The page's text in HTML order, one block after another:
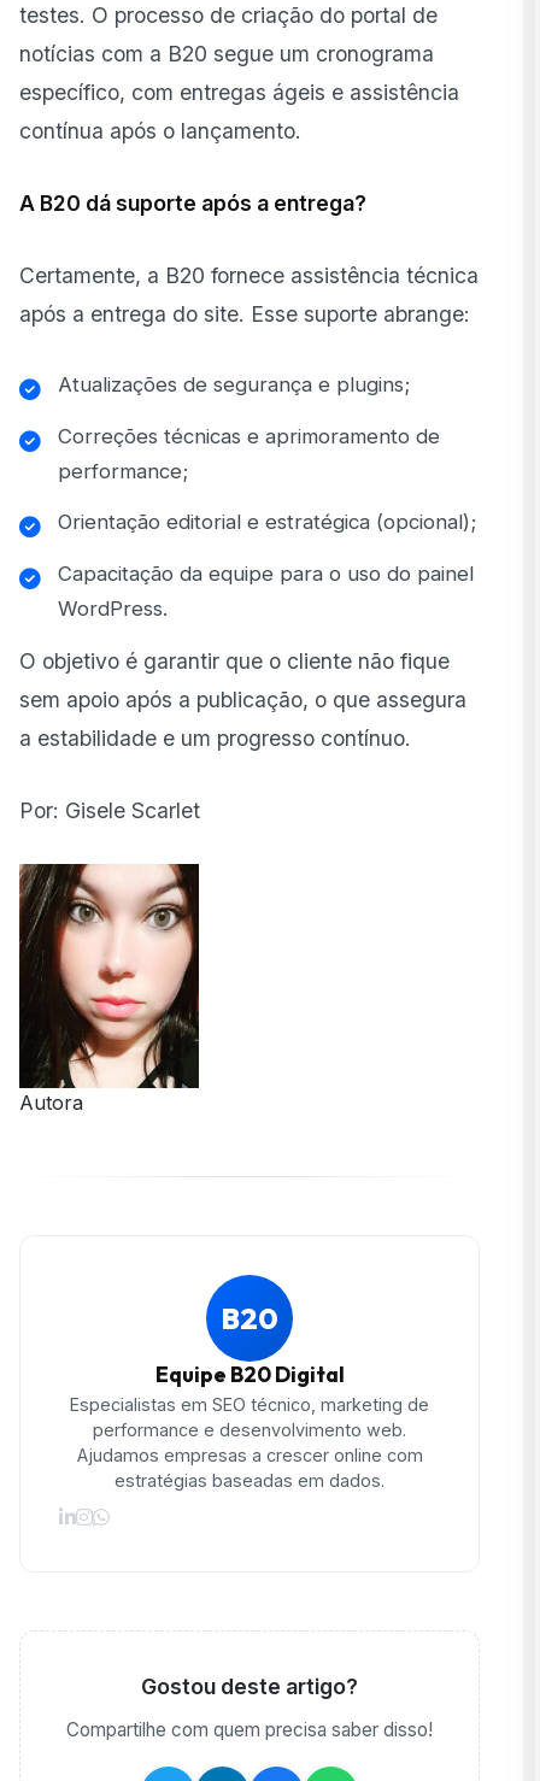
testes. O processo de criação do portal de
notícias com a B20 segue um cronograma
específico, com entregas ágeis e assistência
contínua após o lançamento.
A B20 dá suporte após a entrega?
Certamente, a B20 fornece assistência técnica
após a entrega do site. Esse suporte abrange:
Atualizações de segurança e plugins;
Correções técnicas e aprimoramento de
performance;
Orientação editorial e estratégica (opcional);
Capacitação da equipe para o uso do painel
WordPress.
O objetivo é garantir que o cliente não fique
sem apoio após a publicação, o que assegura
a estabilidade e um progresso contínuo.
Por: Gisele Scarlet
Autora
B20
Equipe B20 Digital
Especialistas em SEO técnico, marketing de
performance e desenvolvimento web.
Ajudamos empresas a crescer online com
estratégias baseadas em dados.
Gostou deste artigo?
Compartilhe com quem precisa saber disso!